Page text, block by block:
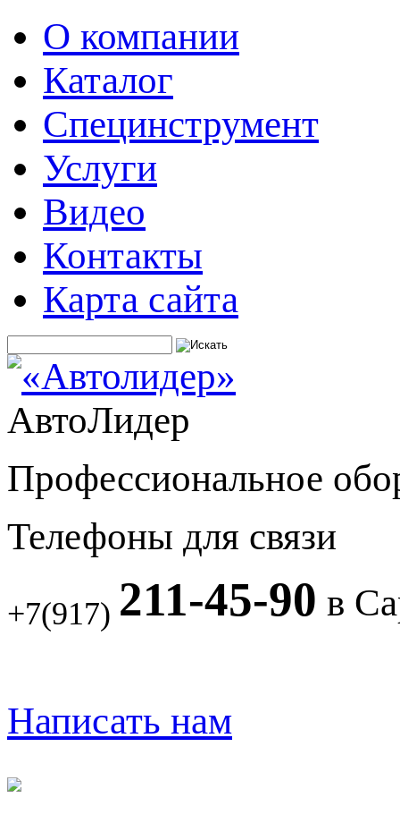
О компании
Каталог
Специнструмент
Услуги
Видео
Контакты
Карта сайта
АвтоЛидер
Профессиональное
Телефоны для связи
+7(917) 211-45-90 в
Написать нам